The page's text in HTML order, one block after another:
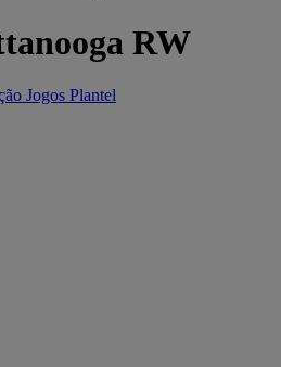
RW
Jogos Plantel